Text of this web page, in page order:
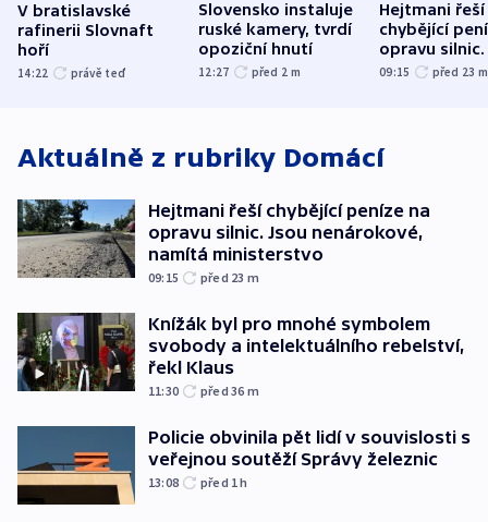
V bratislavské
rafinerii Slovnaft
hoří
14:22 právě teď
Slovensko instaluje
ruské kamery, tvrdí
opoziční hnutí
12:27 před 2 m
Hejtmani řeší
chybějící
opravu silnic.
nenárokové,
09:15 před 23 m
Aktuálně z rubriky Domácí
Hejtmani řeší chybějící peníze na
opravu silnic. Jsou nenárokové,
namítá ministerstvo
09:15 před 23 m
Knížák byl pro mnohé symbolem
svobody a intelektuálního rebelství,
řekl Klaus
11:30 před 36 m
Policie obvinila pět lidí v souvislosti s
veřejnou soutěží Správy železnic
13:08 před 1h